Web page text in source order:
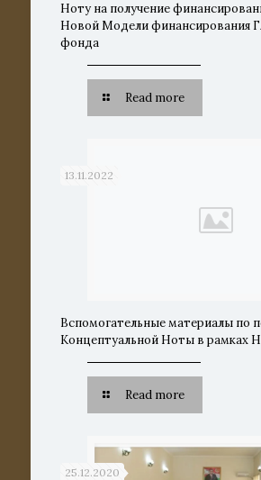
Ноту на получение
Новой Модели финансирования
фонда
Read more
13.11.2022
Вспомогательные материалы по
Концептуальной Ноты в рамках
Read more
25.12.2020